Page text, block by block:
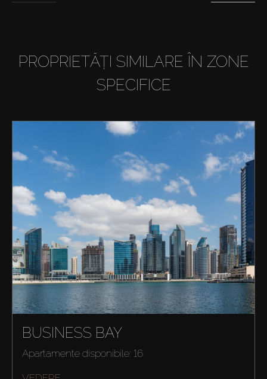
PROPRIETĂȚI SIMILARE ÎN ZONE
SPECIFICE
BUSINESS BAY
Apartamente disponibile: 16